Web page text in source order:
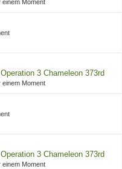
einem Moment
3 Chameleon 373rd
einem Moment
3 Chameleon 373rd
einem Moment